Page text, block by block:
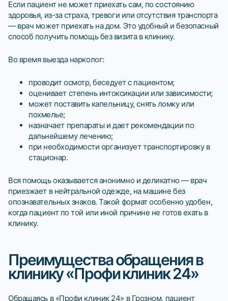
Если пациент не может приехать сам, по состоянию
здоровья, из-за страха, тревоги или отсутствия транспорта
— врач может приехать на дом. Это удобный и безопасный
способ получить помощь без визита в клинику.
Во время выезда нарколог:
проводит осмотр, беседует с пациентом;
оценивает степень интоксикации или зависимости;
может поставить капельницу, снять ломку или
похмелье;
назначает препараты и дает рекомендации по
дальнейшему лечению;
при необходимости организует транспортировку в
стационар.
Вся помощь оказывается анонимно и деликатно — врач
приезжает в нейтральной одежде, на машине без
опознавательных знаков. Такой формат особенно удобен,
когда пациент по той или иной причине не готов ехать в
клинику.
Преимущества обращения в
клинику «Профи клиник 24»
Обращаясь в «Профи клиник 24» в Грозном, пациент